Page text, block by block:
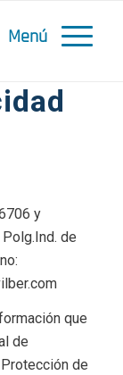
y
de
que
de
de